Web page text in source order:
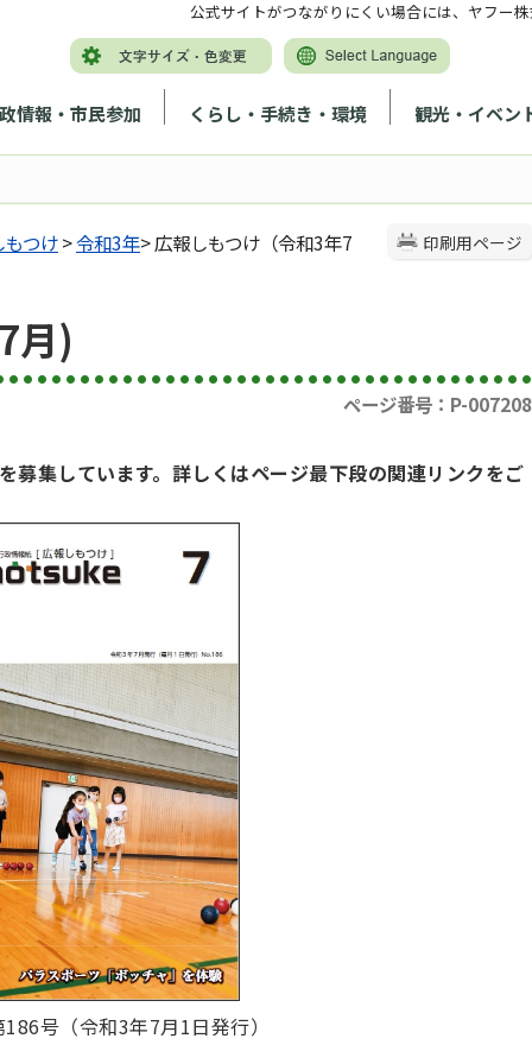
情報・市民参加 くらし・手続き・環境 観光・イベン
公式サイトがつながりにくい場合には、ヤフー
印刷用ページ
つけ>令和3年> 広報しもつけ（令和3年7
月)
ページ番号：P-007208
募集しています。詳しくはページ最下段の関連リンクをご
号（令和3年7月1日発行）